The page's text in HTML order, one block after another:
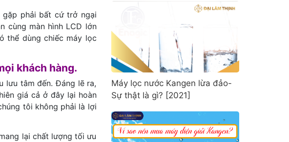
gặp phải bất cứ trở ngại
cùng màn hình LCD lớn
thể dùng chiếc máy lọc
khách hàng.
lưu tâm đến. Đáng lẽ ra,
giá cả ở đây lại hoàn
tôi không phải là lợi
lại chất lượng tối ưu
Máy lọc nước Kangen lừa đảo-
Sự thật là gì? [2021]